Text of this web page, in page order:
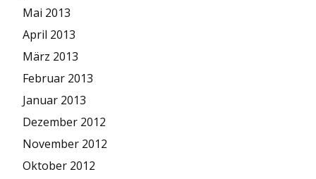
Mai 2013
April 2013
März 2013
Februar 2013
Januar 2013
Dezember 2012
November 2012
Oktober 2012